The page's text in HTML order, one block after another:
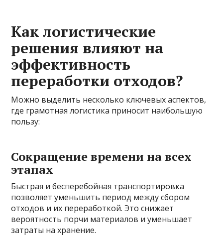
Как логистические
решения влияют на
эффективность
переработки отходов?
Можно выделить несколько ключевых аспектов,
где грамотная логистика приносит наибольшую
пользу:
Сокращение времени на всех
этапах
Быстрая и бесперебойная транспортировка
позволяет уменьшить период между сбором
отходов и их переработкой. Это снижает
вероятность порчи материалов и уменьшает
затраты на хранение.